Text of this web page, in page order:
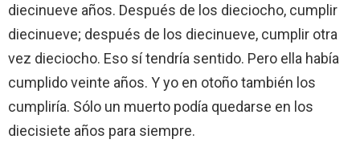
diecinueve años. Después de los dieciocho, cumplir
diecinueve; después de los diecinueve, cumplir otra
vez dieciocho. Eso sí tendría sentido. Pero ella había
cumplido veinte años. Y yo en otoño también los
cumpliría. Sólo un muerto podía quedarse en los
diecisiete años para siempre.